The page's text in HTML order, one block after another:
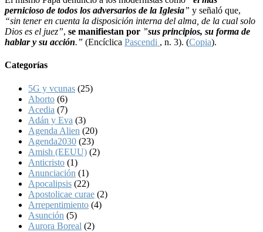
pernicioso de todos los adversarios de la Iglesia” y señaló que,
“sin tener en cuenta la disposición interna del alma, de la cual solo
Dios es el juez”, se manifiestan por ”sus principios, su forma de
hablar y su acción.” (Encíclica Pascendi , n. 3). (Copia).
Categorías
5G y vcunas (25)
Aborto (6)
Acedia (7)
Adán y Eva (3)
Agenda Alien (20)
Agenda2030 (23)
Amish (EEUU) (2)
Anticristo (1)
Anunciación (1)
Apocalipsis (22)
Apostolicae curae (2)
Arrepentimiento (4)
Asunción (5)
Aurora Boreal (2)